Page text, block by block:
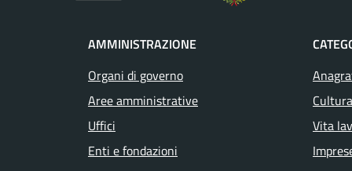
AMMINISTRAZIONE
Organi di governo
Aree amministrative
Uffici
Enti e fondazioni
Vita